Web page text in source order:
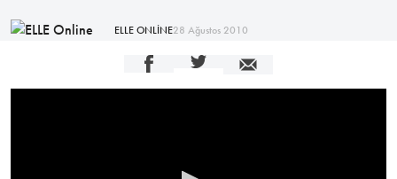
ELLE ONLİNE28 Ağustos 2010